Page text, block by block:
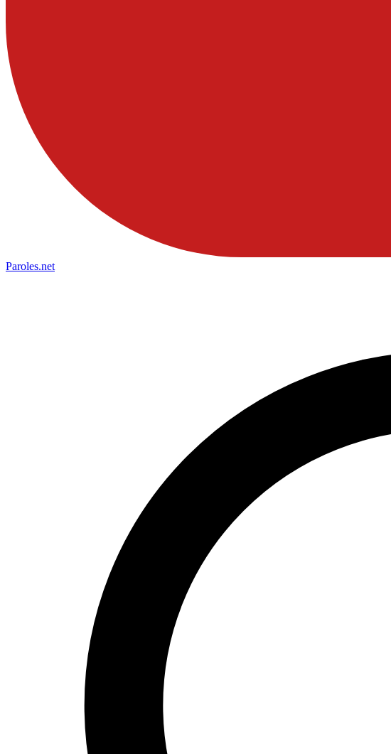
Paroles.net